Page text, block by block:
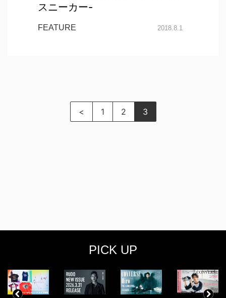
スニーカー-
FEATURE 2018.8.1
< 1 2 3
PICK UP